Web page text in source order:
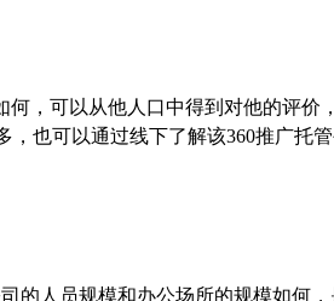
何，可以从他人口中得到对他的评价
，也可以通过线下了解该360推广托管
的人员规模和办公场所的规模如何